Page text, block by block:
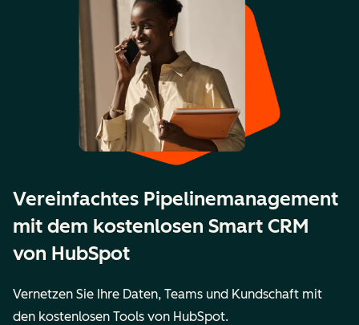
Vereinfachtes Pipelinemanagement
mit dem kostenlosen Smart CRM
von HubSpot
Vernetzen Sie Ihre Daten, Teams und Kundschaft mit
den kostenlosen Tools von HubSpot.